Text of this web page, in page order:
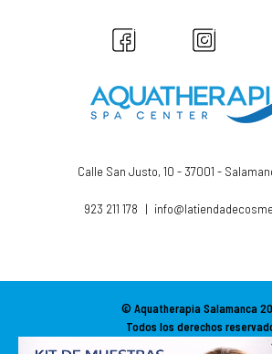
Calle San Justo, 10 - 37001 -
923 211 178 |
© Aquatherapia Salamanca
Todos los derechos